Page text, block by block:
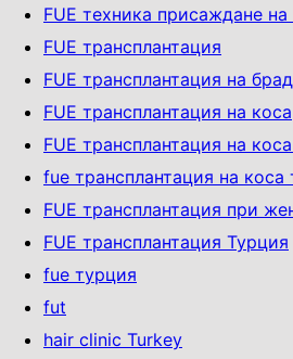
FUE техника присаждане на
FUE трансплантация
FUE трансплантация на
FUE трансплантация на коса
FUE трансплантация на
fue трансплантация на коса
FUE трансплантация при
FUE трансплантация Турция
fue турция
fut
hair clinic Turkey